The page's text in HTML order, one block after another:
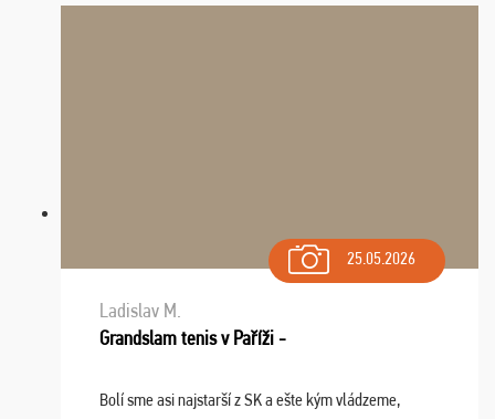
25.05.2026
Ladislav M.
Grandslam tenis v Paříži -
Bolí sme asi najstarší z SK a ešte kým vládzeme,